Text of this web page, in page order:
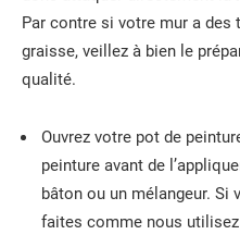
Par contre si votre mur a des
graisse, veillez à bien le
qualité.
Ouvrez votre pot de
peinture avant de
bâton ou un mélangeur. Si
faites comme nous